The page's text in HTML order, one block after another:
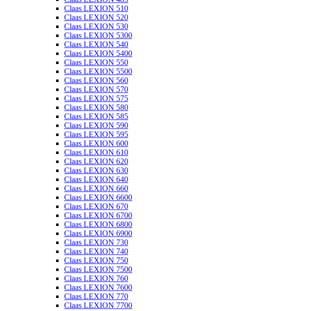
Claas LEXION 510
Claas LEXION 520
Claas LEXION 530
Claas LEXION 5300
Claas LEXION 540
Claas LEXION 5400
Claas LEXION 550
Claas LEXION 5500
Claas LEXION 560
Claas LEXION 570
Claas LEXION 575
Claas LEXION 580
Claas LEXION 585
Claas LEXION 590
Claas LEXION 595
Claas LEXION 600
Claas LEXION 610
Claas LEXION 620
Claas LEXION 630
Claas LEXION 640
Claas LEXION 660
Claas LEXION 6600
Claas LEXION 670
Claas LEXION 6700
Claas LEXION 6800
Claas LEXION 6900
Claas LEXION 730
Claas LEXION 740
Claas LEXION 750
Claas LEXION 7500
Claas LEXION 760
Claas LEXION 7600
Claas LEXION 770
Claas LEXION 7700